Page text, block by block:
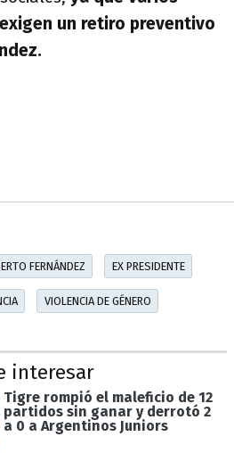
exigen un retiro preventivo
FERNÁNDEZ EX PRESIDENTE
VIOLENCIA DE GÉNERO
interesar
Tigre rompió el maleficio de 12
partidos sin ganar y derrotó 2
a 0 a Argentinos Juniors